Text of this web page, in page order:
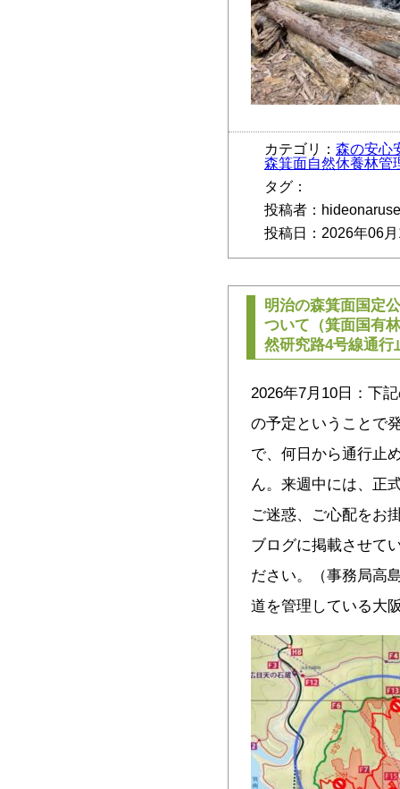
カテゴリ： 森の安心
森箕面自然休養林管
タグ：
投稿者：hideonaruse
投稿日：2026年06
明治の森箕面国定
ついて（箕面国有
然研究路4号線通行
2026年7月10日：下
の予定ということで
で、何日から通行止
ん。来週中には、正
ご迷惑、ご心配をお
ブログに掲載させて
ださい。（事務局高
道を管理している大